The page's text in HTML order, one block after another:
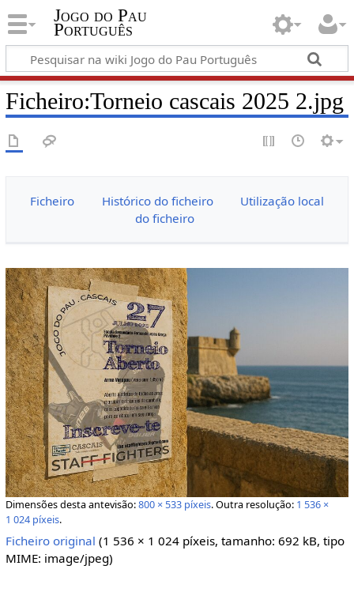
Jogo do Pau
Português
Ficheiro:Torneio cascais 2025 2.jpg
Ficheiro Histórico do ficheiro
Utilização local
do ficheiro
Dimensões desta antevisão:800 × 533 píxeis.Outra resolução: 1 536 ×
1 024 píxeis.
Ficheiro original (1 536 × 1 024 píxeis, tamanho: 692 kB, tipo
MIME: image/jpeg)